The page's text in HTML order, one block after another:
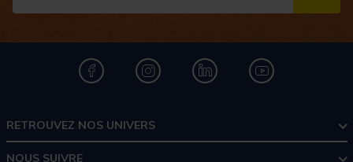
RETROUVEZ NOS UNIVERS
NOUS SUIVRE